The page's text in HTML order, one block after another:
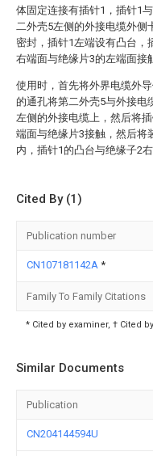
体固定连接有插针1，插针1
二外壳5左侧的外接电缆外侧
密封，插针1左端设有凸台，
右端面与绝缘片3的左端面接
使用时，首先将外界电缆外
的通孔将第二外壳5与外接电
左侧的外接电缆上，然后将
端面与绝缘片3接触，然后将
内，插针1的凸台与绝缘子2
Cited By (1)
Publication number
CN107181142A *
Family To Family Citations
* Cited by examiner, † Cited
Similar Documents
Publication
CN204144594U